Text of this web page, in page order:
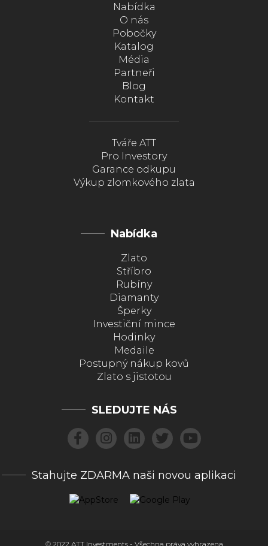
Nabídka
O nás
Pobočky
Katalog
Média
Partneři
Blog
Kontakt
Tváře ATT
Pro Investory
Garance odkupu
Výkup zlomkového zlata
Nabídka
Zlato
Stříbro
Rubíny
Diamanty
Šperky
Investiční mince
Hodinky
Medaile
Postupný nákup kovů
Zlato s jistotou
SLEDUJTE NÁS
Stahujte ZDARMA naši novou aplikaci
© 2022 ATT Investments - Všechna práva vyhrazena